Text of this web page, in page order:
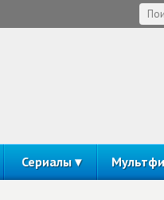
Сериалы